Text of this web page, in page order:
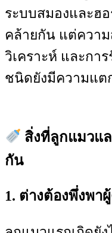
ระบบสมองและฮ
คล้ายกัน แต่ควา
วิเคราะห์ และกา
ชนิดยังมีความแต
สิ่งที่ลูกแมวแ
กัน
1. ต่างต้องพึ่งพา